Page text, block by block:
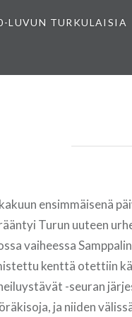
LUVUN TURKULAISIA
ensimmäisenä
Turun uuteen
vaiheessa
kenttä otettiin
-seuran
ja niiden